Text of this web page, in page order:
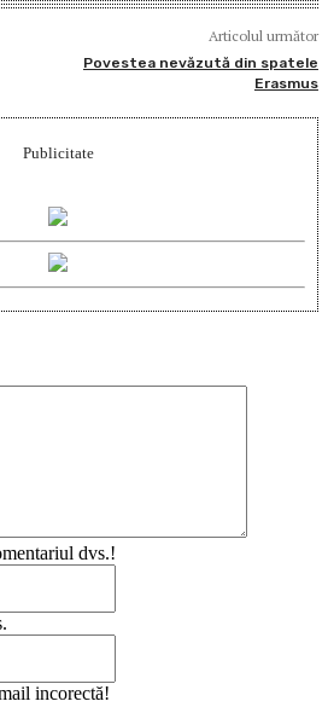
Articolul următor
Povestea nevăzută din spatele
Erasmus
Publicitate
dvs.!
incorectă!